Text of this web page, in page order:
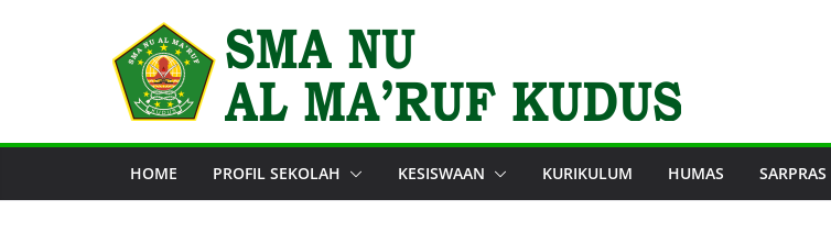
HOME PROFIL SEKOLAH KESISWAAN KURIKULUM HUMAS SARPRAS